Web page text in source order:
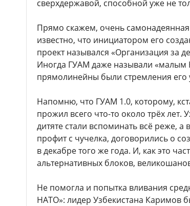
сверхдержавой, способной уже не
Прямо скажем, очень
известно, что инициатором его
проект назывался «Организация за
Иногда ГУАМ даже называли «малым
прямолинейны были стремления его
Напомню, что ГУАМ 1.0, которому,
прожил всего что-то около трёх
дитяте стали вспоминать всё реже, а
профит с чучелка, договорились о
в декабре того же года. И, как это
альтернативных блоков,
Не помогла и попытка вливания
НАТО»: лидер Узбекистана Каримов